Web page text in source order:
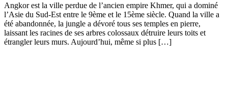
Angkor est la ville perdue de l’ancien empire Khmer, qui a dominé
l’Asie du Sud-Est entre le 9ème et le 15ème siècle. Quand la ville a
été abandonnée, la jungle a dévoré tous ses temples en pierre,
laissant les racines de ses arbres colossaux détruire leurs toits et
étrangler leurs murs. Aujourd’hui, même si plus […]